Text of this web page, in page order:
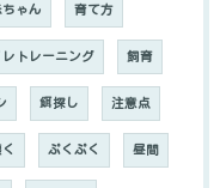
ちゃん 育て方
レトレーニング 飼育
餌探し 注意点
ぷくぷく 昼間